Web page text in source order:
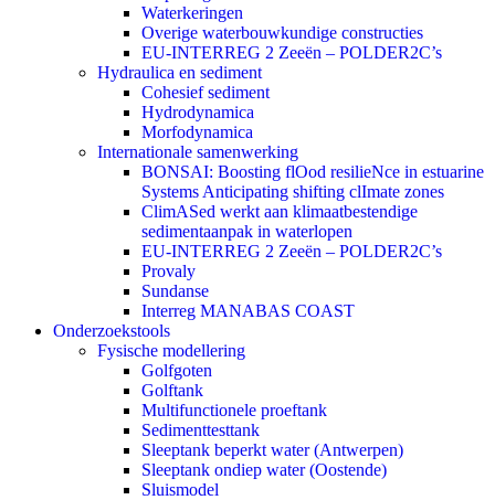
Waterkeringen
Overige waterbouwkundige constructies
EU-INTERREG 2 Zeeën – POLDER2C’s
Hydraulica en sediment
Cohesief sediment
Hydrodynamica
Morfodynamica
Internationale samenwerking
BONSAI: Boosting flOod resilieNce in estuarine
Systems Anticipating shifting clImate zones
ClimASed werkt aan klimaatbestendige
sedimentaanpak in waterlopen
EU-INTERREG 2 Zeeën – POLDER2C’s
Provaly
Sundanse
Interreg MANABAS COAST
Onderzoekstools
Fysische modellering
Golfgoten
Golftank
Multifunctionele proeftank
Sedimenttesttank
Sleeptank beperkt water (Antwerpen)
Sleeptank ondiep water (Oostende)
Sluismodel